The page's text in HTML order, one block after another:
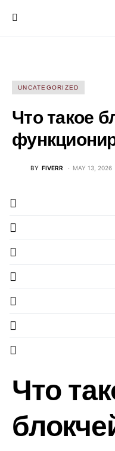
UNCATEGORIZED
Что такое
BY FIVERR MAY 13, 2026
Что